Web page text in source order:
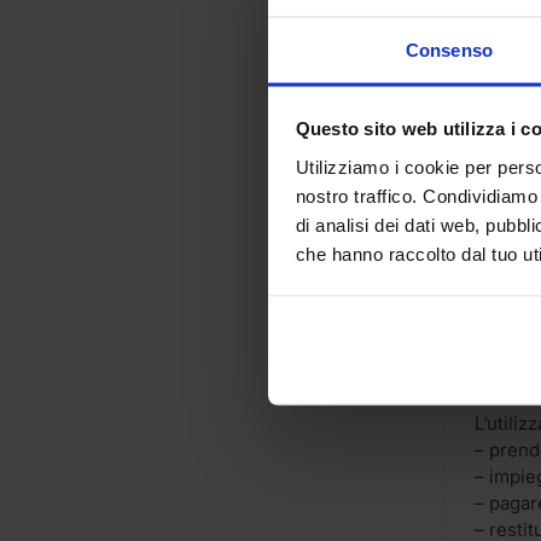
Consenso
Questo sito web utilizza i
Utilizziamo i cookie per
nostro traffico.
di analisi dei dati web,
che hanno raccolto dal tuo
Per
testo
Art. 1
stato
Il
–
–
–
–
–
–